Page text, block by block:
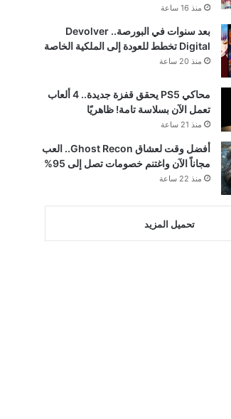
منذ 16 ساعة
بعد سنوات في البورصة.. Devolver
Digital تخطط للعودة إلى الملكية الخاصة
منذ 20 ساعة
محاكي PS5 يحقق قفزة جديدة.. 4 ألعاب
تعمل الآن بسلاسة تامة! ظاهريًا
منذ 21 ساعة
أفضل وقت لعشاق Ghost Recon.. العب
مجاناً الآن واغتنم خصومات تصل إلى 95%
منذ 22 ساعة
تحميل المزيد